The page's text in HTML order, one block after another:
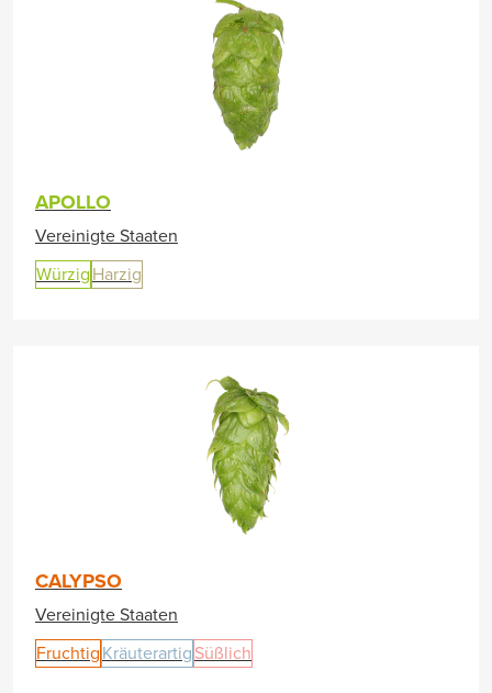
APOLLO
Vereinigte Staaten
Würzig Harzig
CALYPSO
Vereinigte Staaten
Fruchtig Kräuterartig Süßlich